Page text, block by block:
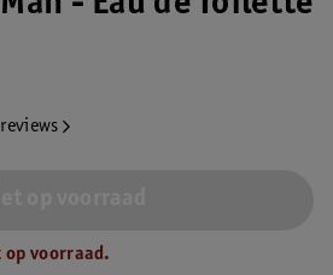
voorraad.